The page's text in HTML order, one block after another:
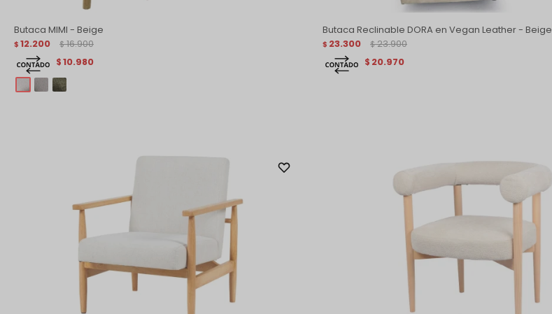
Butaca MIMI - Beige
$ 12.200 $ 16.900
$10.980
Butaca Reclinable DORA en Vegan Leather - Beige
$ 23.300 $ 23.900
$ 20.970